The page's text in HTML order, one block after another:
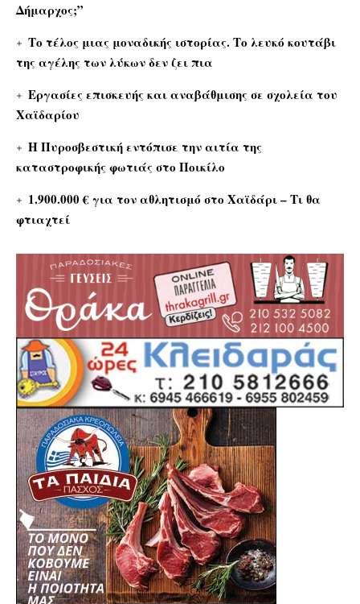
Δήμαρχος;”
Το τέλος μιας μοναδικής ιστορίας. Το λευκό κουτάβι
της αγέλης των λύκων δεν ζει πια
Εργασίες επισκευής και αναβάθμισης σε σχολεία του
Χαϊδαρίου
Η Πυροσβεστική εντόπισε την αιτία της
καταστροφικής φωτιάς στο Ποικίλο
1.900.000 € για τον αθλητισμό στο Χαϊδάρι – Τι θα
φτιαχτεί